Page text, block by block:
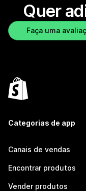
Quer
Faça uma
Categorias de app
Canais de vendas
Encontrar produtos
Vender produtos